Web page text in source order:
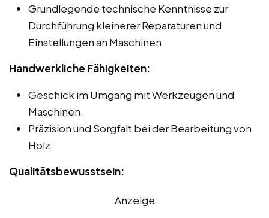
Grundlegende technische Kenntnisse zur
Durchführung kleinerer Reparaturen und
Einstellungen an Maschinen.
Handwerkliche Fähigkeiten:
Geschick im Umgang mit Werkzeugen und
Maschinen.
Präzision und Sorgfalt bei der Bearbeitung von
Holz.
Qualitätsbewusstsein:
Anzeige